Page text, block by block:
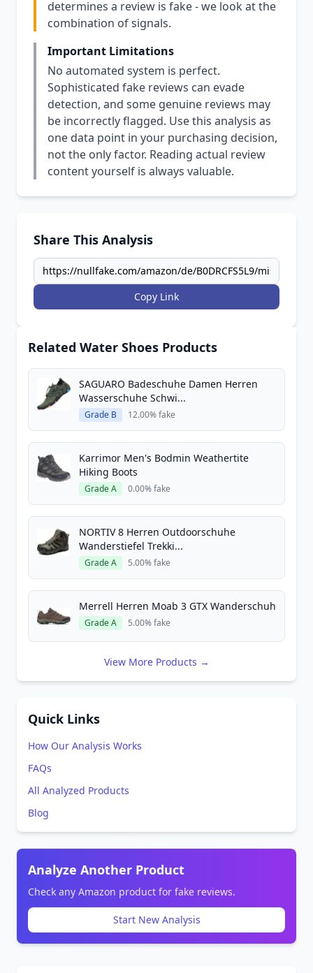
determines a review is fake - we look at the
combination of signals.
Important Limitations
No automated system is perfect.
Sophisticated fake reviews can evade
detection, and some genuine reviews may
be incorrectly flagged. Use this analysis as
one data point in your purchasing decision,
not the only factor. Reading actual review
content yourself is always valuable.
Share This Analysis
Copy Link
Related Water Shoes Products
SAGUARO Badeschuhe Damen Herren
Wasserschuhe Schwi...
Grade B 12.00% fake
Karrimor Men's Bodmin Weathertite
Hiking Boots
Grade A 0.00% fake
NORTIV 8 Herren Outdoorschuhe
Wanderstiefel Trekki...
Grade A 5.00% fake
Merrell Herren Moab 3 GTX Wanderschuh
Grade A 5.00% fake
View More Products →
Quick Links
How Our Analysis Works
FAQs
All Analyzed Products
Blog
Analyze Another Product
Check any Amazon product for fake reviews.
Start New Analysis